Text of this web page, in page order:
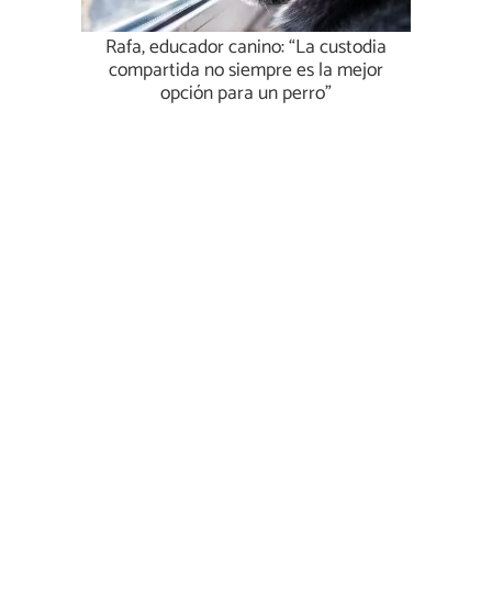
Rafa, educador canino: “La custodia
compartida no siempre es la mejor
opción para un perro”